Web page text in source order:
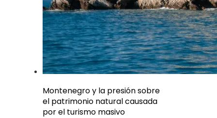
Montenegro y la presión sobre
el patrimonio natural causada
por el turismo masivo